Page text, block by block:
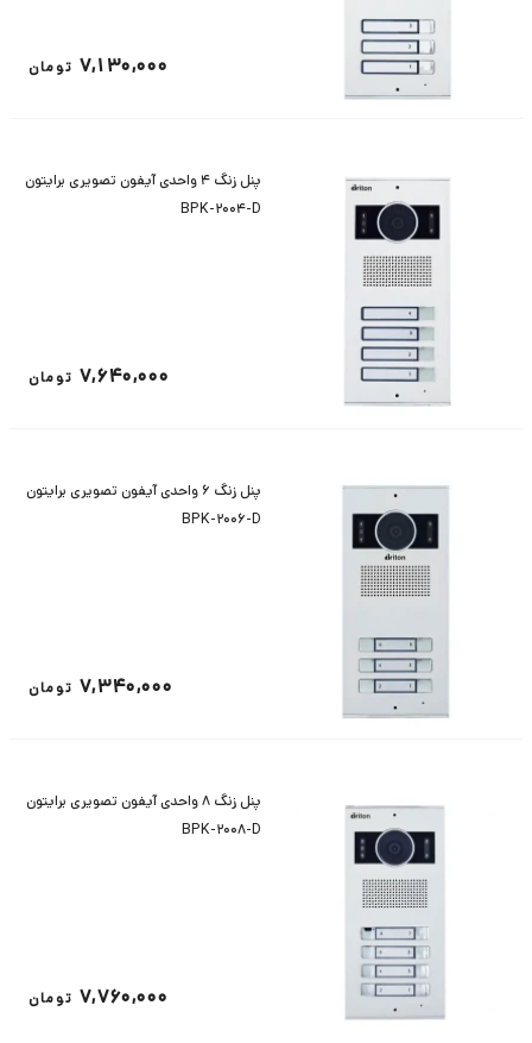
7,130,000 تومان
پنل زنگ 4 واحدی آیفون تصویری برایتون
BPK-2004-D
7,640,000 تومان
پنل زنگ 6 واحدی آیفون تصویری برایتون
BPK-2006-D
7,340,000 تومان
پنل زنگ 8 واحدی آیفون تصویری برایتون
BPK-2008-D
7,760,000 تومان